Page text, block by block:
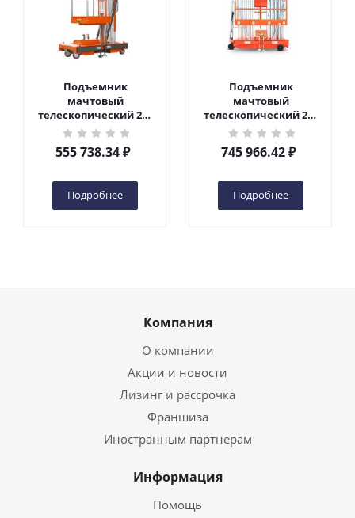
Подъемник
мачтовый
телескопический 200
кг 6 м TOR GTWY6-200S
DC 2-мачтовый
(автономный) (G) в
555 738.34₽
Подробнее
Подъемник
мачтовый
телескопический 200
кг 10 м TOR GTWY10-
200S DC 2-мачтовый
(автономный) (N) в
745 966.42₽
Подробнее
Компания
О компании
Акции и новости
Лизинг и рассрочка
Франшиза
Иностранным партнерам
Информация
Помощь